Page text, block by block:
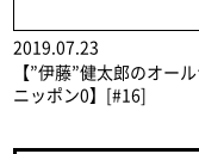
2019.07.23
【”伊藤”健太郎のオー
ニッポン0】[#16]